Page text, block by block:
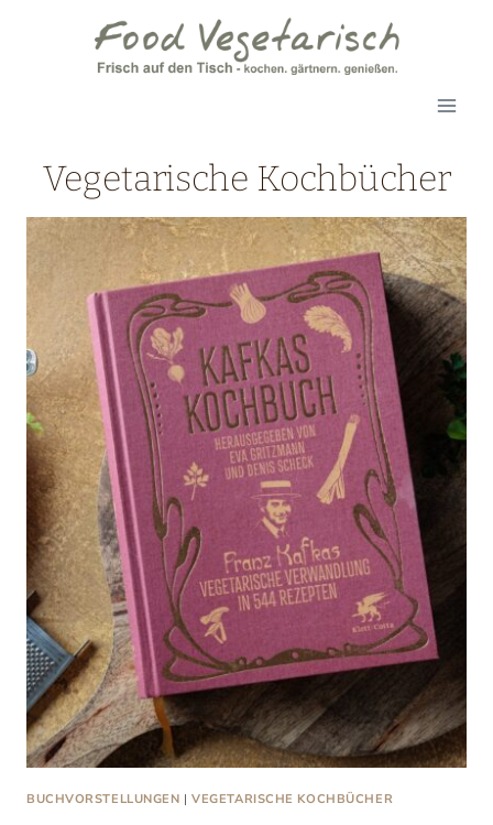
Vegetarische Kochbücher
BUCHVORSTELLUNGEN |VEGETARISCHE KOCHBÜCHER